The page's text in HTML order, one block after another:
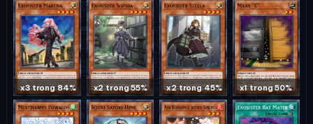
x3 trong 84% x2 trong 55% x2 trong 45% x1 trong 50%